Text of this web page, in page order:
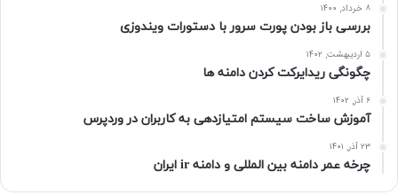
۸ خرداد, ۱۴۰۰
بررسی باز بودن پورت سرور با دستورات ویندوزی
۵ اردیبهشت, ۱۴۰۲
چگونگی ریدایرکت کردن دامنه ها
۶ آذر, ۱۴۰۲
آموزش ساخت سیستم امتیازدهی به کاربران در وردپرس
۲۳ آذر, ۱۴۰۱
چرخه عمر دامنه بین المللی و دامنه ir ایران